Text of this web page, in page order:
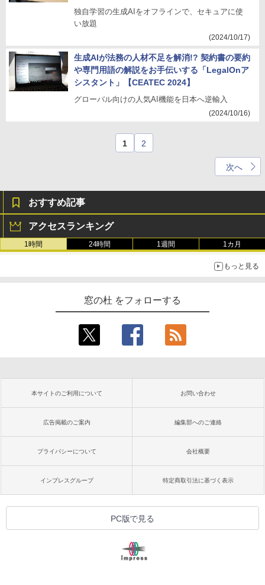
独自学習の生成AIをオフラインで、セキュアに使
い放題
(2024/10/17)
生成AIが法務の人材不足を解消!? 契約書の要約
や専門用語の解説をお手伝いする「LegalOnア
シスタント」【CEATEC 2024】
グローバル向けの人気AI機能を日本へ逆輸入
(2024/10/16)
1 2
次へ
おすすめ記事
アクセスランキング
1時間 24時間 1週間 1カ月
もっと見る
窓の杜 をフォローする
本サイトのご利用について お問い合わせ
広告掲載のご案内 編集部へのご連絡
プライバシーについて 会社概要
インプレスグループ 特定商取引法に基づく表示
PC版で見る